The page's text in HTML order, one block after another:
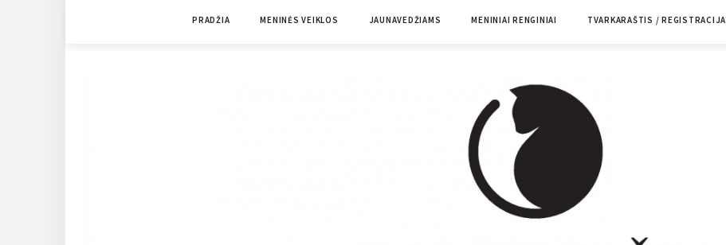
PRADŽIA MENINĖS VEIKLOS JAUNAVEDŽIAMS MENINIAI RENGINIAI TVARKARAŠTIS / REGISTRACIJA